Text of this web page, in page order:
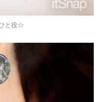
と役☆